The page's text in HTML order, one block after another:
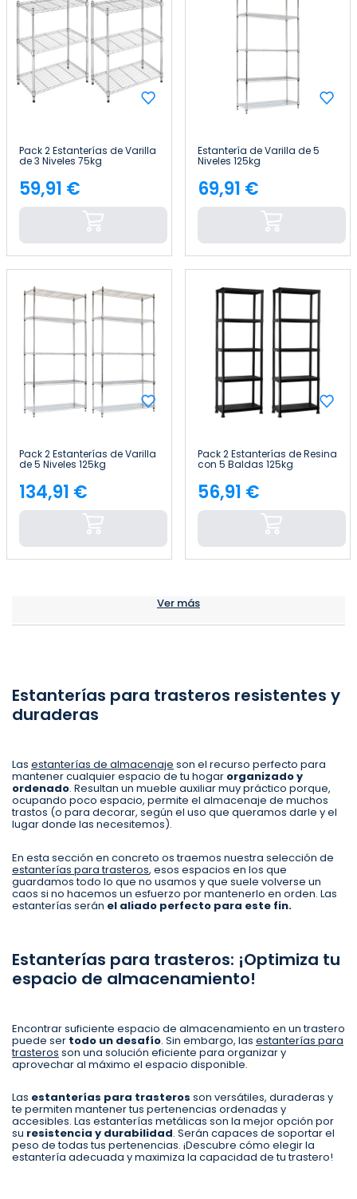
Pack 2 Estanterías de Varilla
de 3 Niveles 75kg
60x35x76cm Thinia Home
Precio
59,91 €
Estantería de Varilla de 5
Niveles 125kg
182.8x91.4x35.5cm Thinia
Home
Precio
69,91 €
Pack 2 Estanterías de Varilla
de 5 Niveles 125kg
182.8x91.4x35.5cm Thinia
Home
Precio
134,91 €
Pack 2 Estanterías de Resina
con 5 Baldas 125kg
61x31x171cm Thinia Home
Precio
56,91 €
Ver más
Estanterías para trasteros resistentes y
duraderas
Las estanterías de almacenaje son el recurso perfecto para
mantener cualquier espacio de tu hogar organizado y
ordenado. Resultan un mueble auxiliar muy práctico porque,
ocupando poco espacio, permite el almacenaje de muchos
trastos (o para decorar, según el uso que queramos darle y el
lugar donde las necesitemos).
En esta sección en concreto os traemos nuestra selección de
estanterías para trasteros, esos espacios en los que
guardamos todo lo que no usamos y que suele volverse un
caos si no hacemos un esfuerzo por mantenerlo en orden. Las
estanterías serán el aliado perfecto para este fin.
Estanterías para trasteros: ¡Optimiza tu
espacio de almacenamiento!
Encontrar suficiente espacio de almacenamiento en un trastero
puede ser todo un desafío. Sin embargo, las estanterías para
trasteros son una solución eficiente para organizar y
aprovechar al máximo el espacio disponible.
Las estanterías para trasteros son versátiles, duraderas y
te permiten mantener tus pertenencias ordenadas y
accesibles. Las estanterías metálicas son la mejor opción por
su resistencia y durabilidad. Serán capaces de soportar el
peso de todas tus pertenencias. ¡Descubre cómo elegir la
estantería adecuada y maximiza la capacidad de tu trastero!